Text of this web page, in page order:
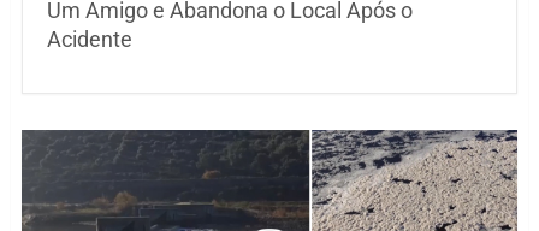
Um Amigo e Abandona o Local Após o
Acidente